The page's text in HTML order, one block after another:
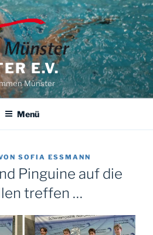
E.V.
Münster
Menü
SOFIA ESSMANN
Pinguine auf die
treffen …